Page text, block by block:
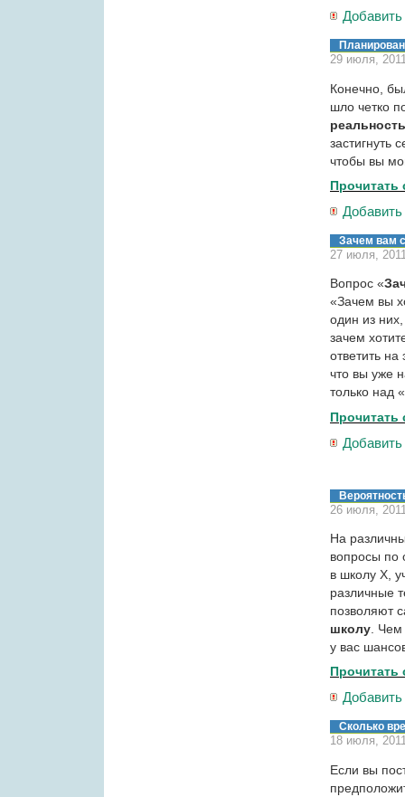
29 июля,
Конечно,
шло четко
реальность
застигнуть
чтобы вы
Прочитать
Зачем вам
27 июля,
Вопрос «
«Зачем вы
один из
зачем
ответить на
что вы уже
только над
Прочитать
26 июля,
На
вопросы по
в школу Х,
различные
позволяют
школу .
у вас
Прочитать
Сколько
18 июля,
Если вы